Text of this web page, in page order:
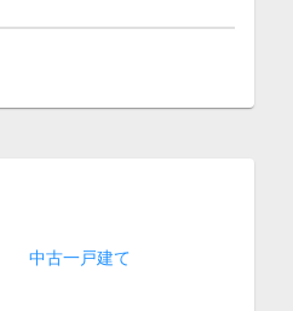
中古一戸建て